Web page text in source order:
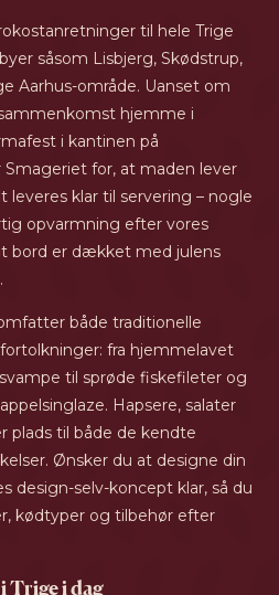
til hele Trige
såsom Lisbjerg, Skødstrup,
Aarhus-område. Uanset om
hjemme i
i kantinen på
for, at maden lever
leveres klar til servering – nogle
opvarmning efter vores
bord er dækket med julens
både traditionelle
fra hjemmelavet
til sprøde fiskefileter og
Hapsere, salater
plads til både de kendte
Ønsker du at designe din
design-selv-koncept klar, så du
kødtyper og tilbehør efter
Trige i dag